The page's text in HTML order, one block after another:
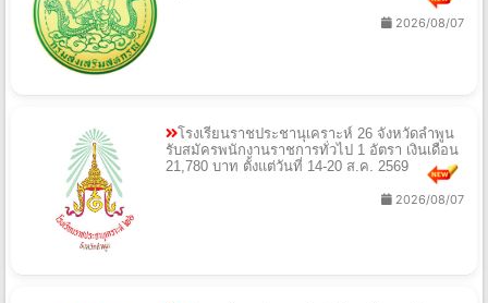
2026/08/07
โรงเรียนราชประชานุเคราะห์ 26 จังหวัดลำพูน
รับสมัครพนักงานราชการทั่วไป 1 อัตรา เงินเดือน
21,780 บาท ตั้งแต่วันที่ 14-20 ส.ค. 2569
2026/08/07